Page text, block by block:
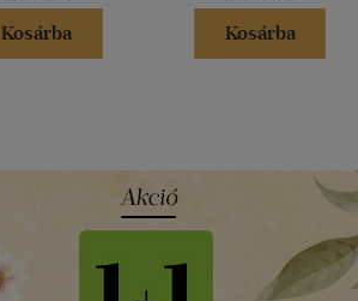
Kosárba
Kosárba